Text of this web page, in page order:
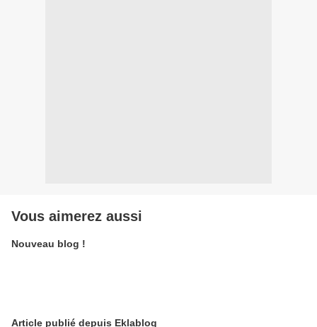
Vous aimerez aussi
Nouveau blog !
Article publié depuis Eklablog